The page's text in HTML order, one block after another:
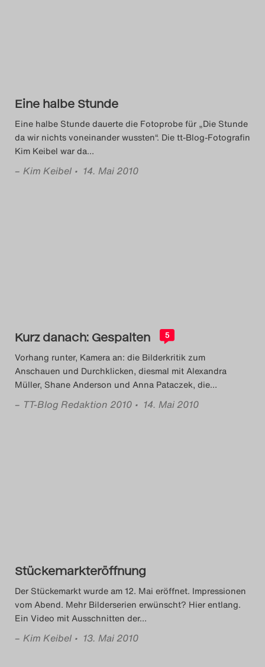
Eine halbe Stunde
Eine halbe Stunde dauerte die Fotoprobe für „Die Stunde
da wir nichts voneinander wussten“. Die tt-Blog-Fotografin
Kim Keibel war da…
– Kim Keibel • 14. Mai 2010
Kurz danach: Gespalten 5
Vorhang runter, Kamera an: die Bilderkritik zum
Anschauen und Durchklicken, diesmal mit Alexandra
Müller, Shane Anderson und Anna Pataczek, die…
– TT-Blog Redaktion 2010 • 14. Mai 2010
Stückemarkteröffnung
Der Stückemarkt wurde am 12. Mai eröffnet. Impressionen
vom Abend. Mehr Bilderserien erwünscht? Hier entlang.
Ein Video mit Ausschnitten der…
– Kim Keibel • 13. Mai 2010